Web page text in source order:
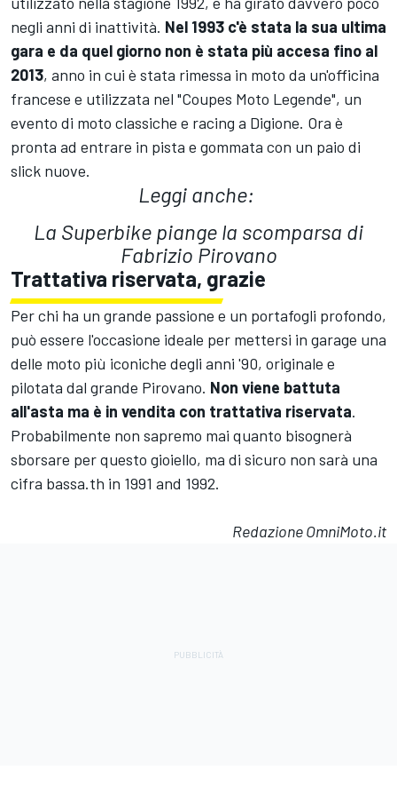
negli anni di inattività. Nel 1993 c'è stata la sua ultima
gara e da quel giorno non è stata più accesa fino al
2013, anno in cui è stata rimessa in moto da un'officina
francese e utilizzata nel "Coupes Moto Legende", un
evento di moto classiche e racing a Digione. Ora è
pronta ad entrare in pista e gommata con un paio di
slick nuove.
Leggi anche:
La Superbike piange la scomparsa di
Fabrizio Pirovano
Trattativa riservata, grazie
Per chi ha un grande passione e un portafogli profondo,
può essere l'occasione ideale per mettersi in garage una
delle moto più iconiche degli anni '90, originale e
pilotata dal grande Pirovano. Non viene battuta
all'asta ma è in vendita con trattativa riservata.
Probabilmente non sapremo mai quanto bisognerà
sborsare per questo gioiello, ma di sicuro non sarà una
cifra bassa.th in 1991 and 1992.
RedazioneOmniMoto.it